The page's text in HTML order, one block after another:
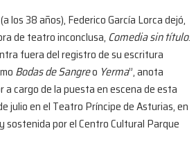
los 38 años), Federico García Lorca dejó,
de teatro inconclusa, Comedia sin título.
fuera del registro de su escritura
Bodas de Sangreo Yerma”, anota
cargo de la puesta en escena de esta
julio en el Teatro Príncipe de Asturias, en
sostenida por el Centro Cultural Parque